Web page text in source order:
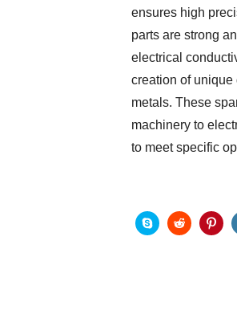
ensures high
parts are strong
electrical
creation of unique
metals. These
machinery to
to meet specific